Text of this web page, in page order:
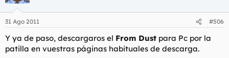
31 Ago 2011 #506
Y ya de paso, descargaros el From Dust para Pc por la
patilla en vuestras páginas habituales de descarga.